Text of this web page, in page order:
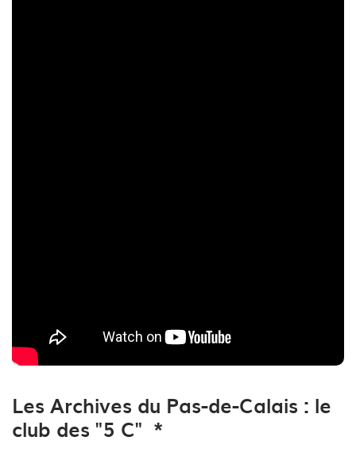
Les Archives du Pas-de-Calais : le
club des "5 C" *